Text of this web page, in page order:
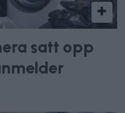
satt opp